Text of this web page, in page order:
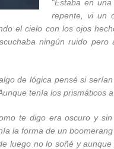
“Estaba en
repente, vi un
el cielo con los ojos
ningún ruido
de lógica pensé si
tenía los prismáticos
te digo era oscuro y
la forma de un
luego no lo soñé y